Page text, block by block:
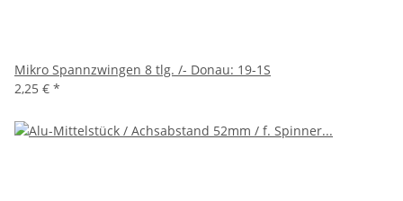
Mikro Spannzwingen 8 tlg. /- Donau: 19-1S
2,25 € *